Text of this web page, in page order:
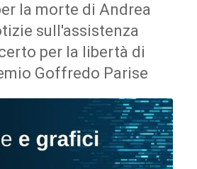
la morte di Andrea
sull'assistenza
per la libertà di
Goffredo Parise